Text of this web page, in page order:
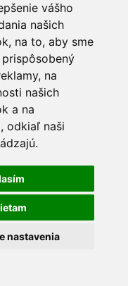
vášho
našich
na to, aby sme
na
našich
a na
odkiaľ naši
nastavenia